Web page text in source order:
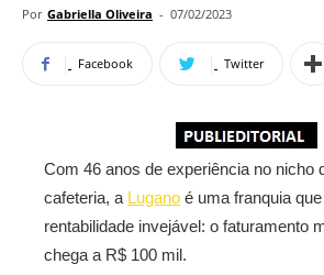
Por Gabriella Oliveira - 07/02/2023
Facebook Twitter
Com 46 anos de experiência no nicho
cafeteria, a Lugano é uma franquia
rentabilidade invejável: o faturamento
chega a R$ 100 mil.